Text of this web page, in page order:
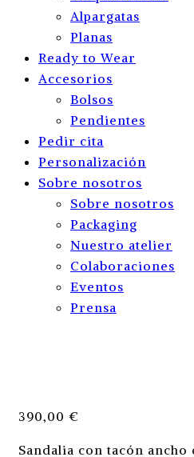
Alpargatas
Planas
Ready to Wear
Accesorios
Bolsos
Pendientes
Pedir cita
Personalización
Sobre nosotros
Sobre nosotros
Packaging
Nuestro atelier
Colaboraciones
Eventos
Prensa
390,00 €
Sandalia con tacón ancho